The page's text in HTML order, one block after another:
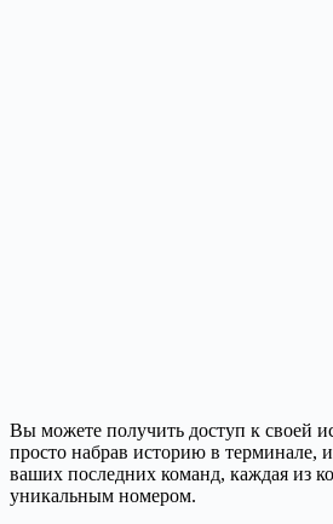
Вы можете получить доступ к своей
просто набрав историю в терминале,
ваших последних команд, каждая из
уникальным номером.